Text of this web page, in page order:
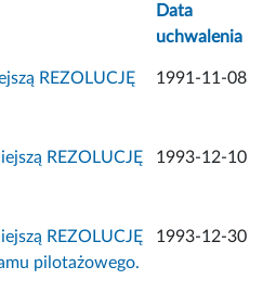
Data
uchwalenia
REZOLUCJĘ
1991-11-08
REZOLUCJĘ
1993-12-10
REZOLUCJĘ
pilotażowego.
1993-12-30